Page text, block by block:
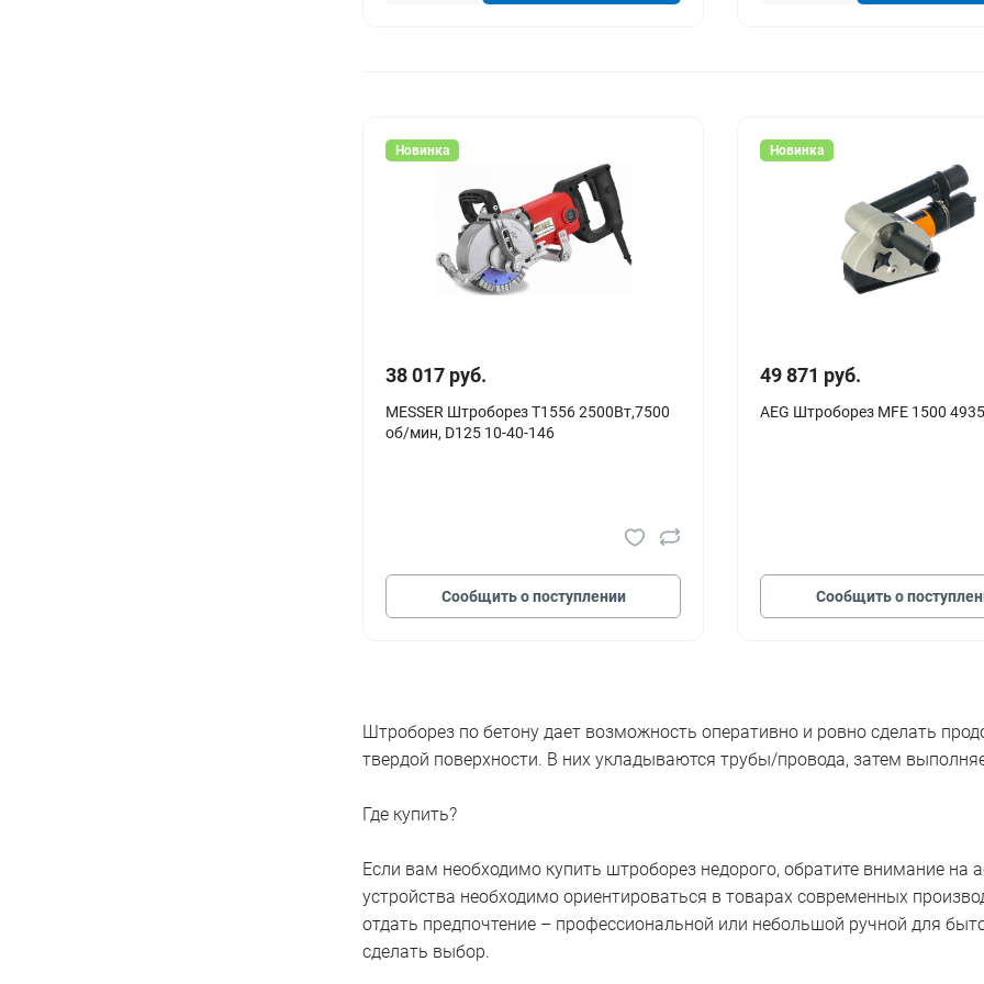
Новинка
38 017 руб.
MESSER Штроборез T1556 2500Вт,7500
об/мин, D125 10-40-146
Сообщить о поступлении
Новинка
49 871 руб.
AEG Штроборез MFE 1500
Сообщить о
Штроборез по бетону дает возможность оперативно и ровно сделать
твердой поверхности. В них укладываются трубы/провода, затем
Где купить?
Если вам необходимо купить штроборез недорого, обратите внимание
устройства необходимо ориентироваться в товарах современных
отдать предпочтение – профессиональной или небольшой ручной для
сделать выбор.